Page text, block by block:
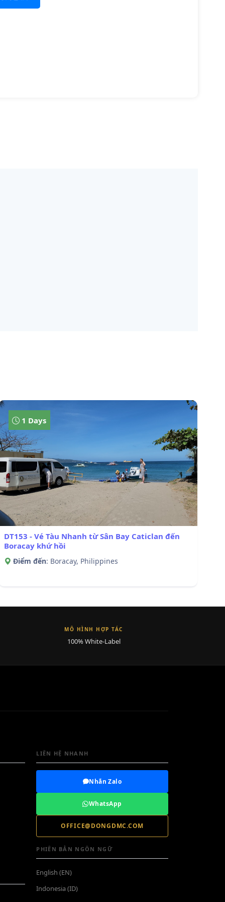
1 Days
DT153 - Vé Tàu Nhanh từ Sân Bay Caticlan đến
Boracay khứ hồi
Điểm đến: Boracay, Philippines
MÔ HÌNH HỢP TÁC
100% White-Label
LIÊN HỆ NHANH
Nhắn Zalo
WhatsApp
OFFICE@DONGDMC.COM
PHIÊN BẢN NGÔN NGỮ
English (EN)
Indonesia (ID)